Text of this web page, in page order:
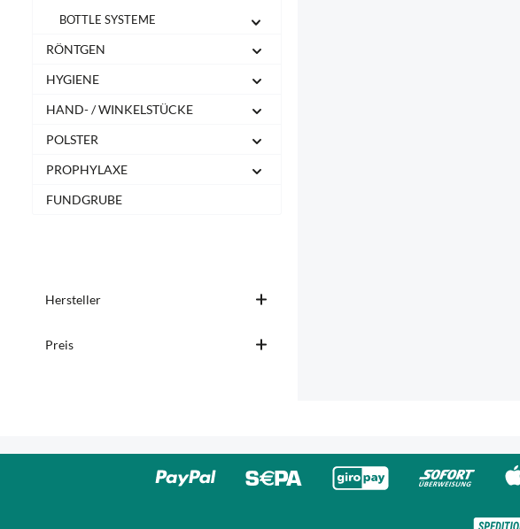
BOTTLE SYSTEME
RÖNTGEN
HYGIENE
HAND- / WINKELSTÜCKE
POLSTER
PROPHYLAXE
FUNDGRUBE
Hersteller
Preis